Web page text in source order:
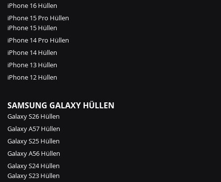
iPhone 16 Hüllen
iPhone 15 Pro Hüllen
iPhone 15 Hüllen
iPhone 14 Pro Hüllen
iPhone 14 Hüllen
iPhone 13 Hüllen
iPhone 12 Hüllen
SAMSUNG GALAXY HÜLLEN
Galaxy S26 Hüllen
Galaxy A57 Hüllen
Galaxy S25 Hüllen
Galaxy A56 Hüllen
Galaxy S24 Hüllen
Galaxy S23 Hüllen